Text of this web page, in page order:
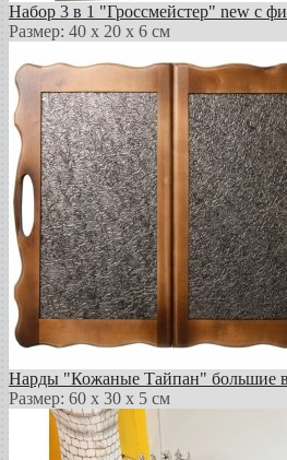
Набор 3 в 1 "Гроссмейстер" new с
Размер: 40 х 20 х 6 см
Нарды "Кожаные Тайпан" большие
Размер: 60 х 30 х 5 см